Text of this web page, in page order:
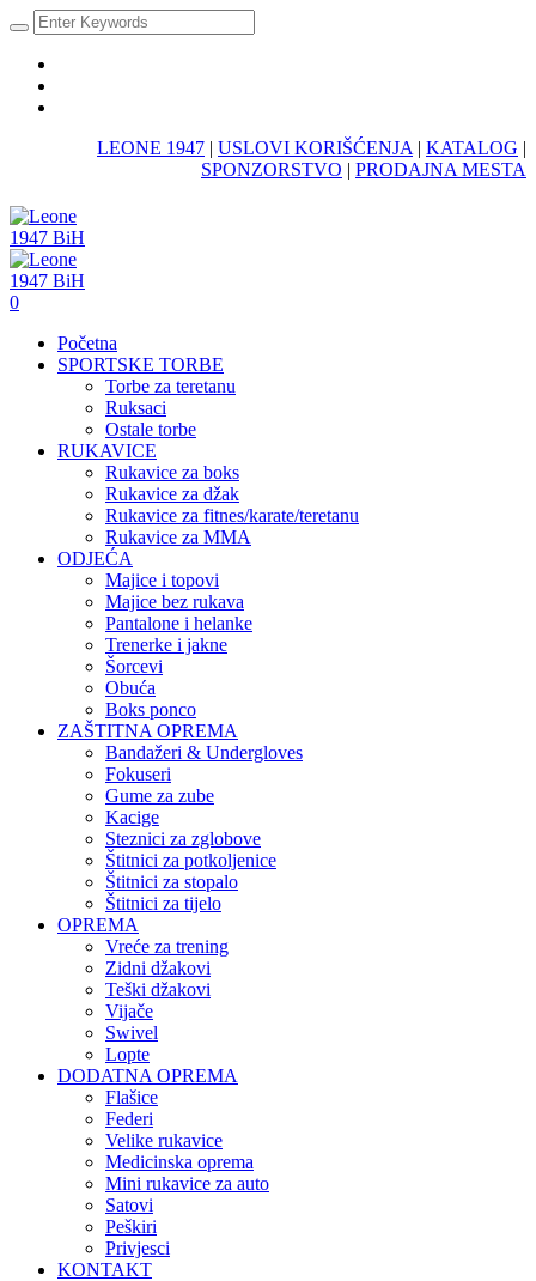
LEONE 1947 | USLOVI KORIŠĆENJA | KATALOG |
SPONZORSTVO | PRODAJNA MESTA
0
Početna
SPORTSKE TORBE
Torbe za teretanu
Ruksaci
Ostale torbe
RUKAVICE
Rukavice za boks
Rukavice za džak
Rukavice za fitnes/karate/teretanu
Rukavice za MMA
ODJEĆA
Majice i topovi
Majice bez rukava
Pantalone i helanke
Trenerke i jakne
Šorcevi
Obuća
Boks ponco
ZAŠTITNA OPREMA
Bandažeri & Undergloves
Fokuseri
Gume za zube
Kacige
Steznici za zglobove
Štitnici za potkoljenice
Štitnici za stopalo
Štitnici za tijelo
OPREMA
Vreće za trening
Zidni džakovi
Teški džakovi
Vijače
Swivel
Lopte
DODATNA OPREMA
Flašice
Federi
Velike rukavice
Medicinska oprema
Mini rukavice za auto
Satovi
Peškiri
Privjesci
KONTAKT